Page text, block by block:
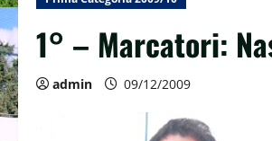
1° – Marcatori:
admin 09/12/2009